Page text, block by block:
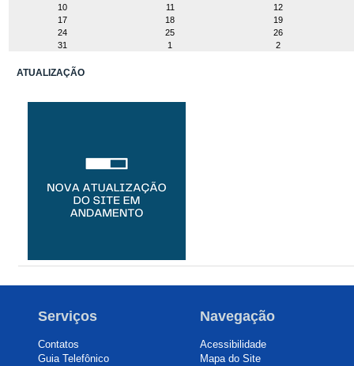
10
11
12
17
18
19
24
25
26
31
1 2
ATUALIZAÇÃO
Serviços
Contatos
Guia Telefônico
Navegação
Acessibilidade
Mapa do Site